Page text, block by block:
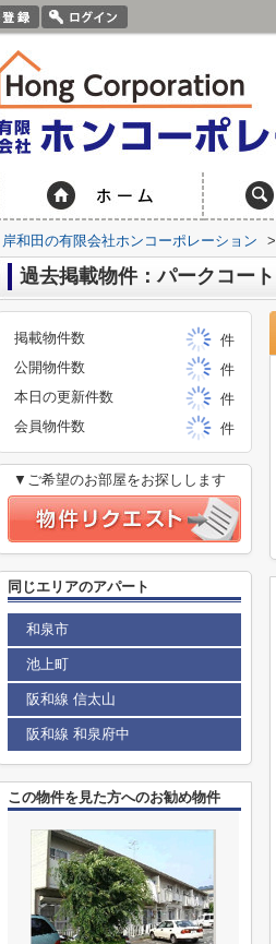
岸和田の有限会社ホンコーポレーション >
過去掲載物件：パークコート
掲載物件数
件
公開物件数
件
本日の更新件数
件
会員物件数
件
▼ご希望のお部屋をお探しします
同じエリアのアパート
和泉市
池上町
阪和線 信太山
阪和線 和泉府中
この物件を見た方へのお勧め物件